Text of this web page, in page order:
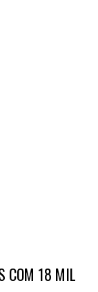
COM 18 MIL